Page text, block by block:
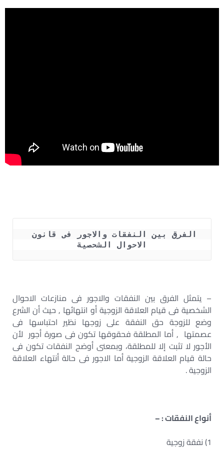
الاحوال الشحصية
– يتمثل الفرق بين النفقات والاجور فى منازعات الاحوال
الشخصية فى قيام العلاقة الزوجية أو انتهائها , حيث أن الشرع
وضع للزوجة حق النفقة على زوجها نظير احتباسها فى
عصمتها , أما المطلقة فحقوقها تكون فى صورة أجور لأن
الأجور لا تثبت إلا للمطلقة، وبمعنى أوضح النفقات تكون فى
حالة قيام العلاقة الزوجية أما الاجور فى حالة أنتهاء العلاقة
الزوجية .
أنواع النفقات : –
1) نفقة زوجية